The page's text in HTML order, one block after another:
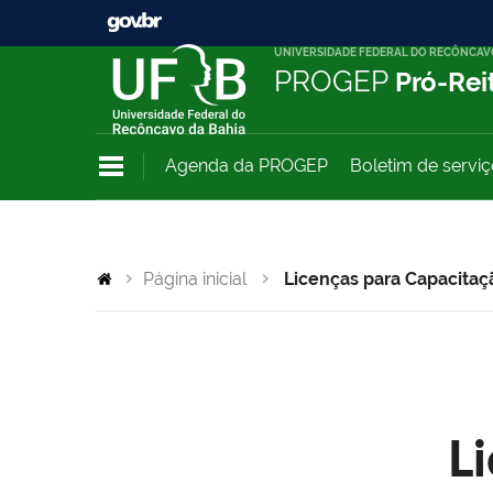
UNIVERSIDADE FEDERAL DO
PROGEP Pró-
Agenda da PROGEP Boletim de
Página inicial Licenças para